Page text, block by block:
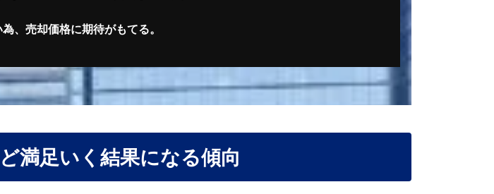
、売却価格に期待がもてる。
満足いく結果になる傾向